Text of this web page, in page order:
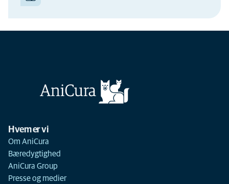
Hvem er vi
Om AniCura
Bæredygtighed
AniCura Group
Presse og medier